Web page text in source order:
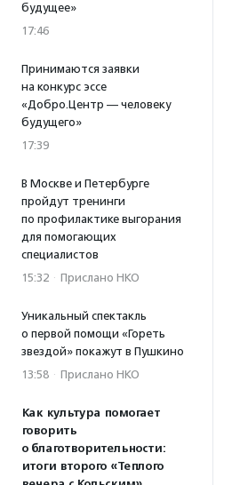
будущее»
17:46
Принимаются заявки
на конкурс эссе
«Добро.Центр — человеку
будущего»
17:39
В Москве и Петербурге
пройдут тренинги
по профилактике выгорания
для помогающих
специалистов
15:32 · Прислано НКО
Уникальный спектакль
о первой помощи «Гореть
звездой» покажут в Пушкино
13:58 · Прислано НКО
Как культура помогает
говорить
о благотворительности:
итоги второго «Теплого